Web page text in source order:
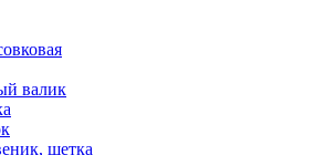
валик
щетка